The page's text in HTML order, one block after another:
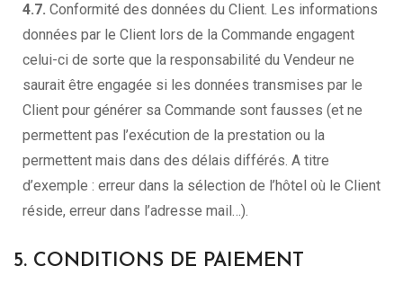
4.7. Conformité des données du Client. Les informations
données par le Client lors de la Commande engagent
celui-ci de sorte que la responsabilité du Vendeur ne
saurait être engagée si les données transmises par le
Client pour générer sa Commande sont fausses (et ne
permettent pas l’exécution de la prestation ou la
permettent mais dans des délais différés. A titre
d’exemple : erreur dans la sélection de l’hôtel où le Client
réside, erreur dans l’adresse mail…).
5. CONDITIONS DE PAIEMENT